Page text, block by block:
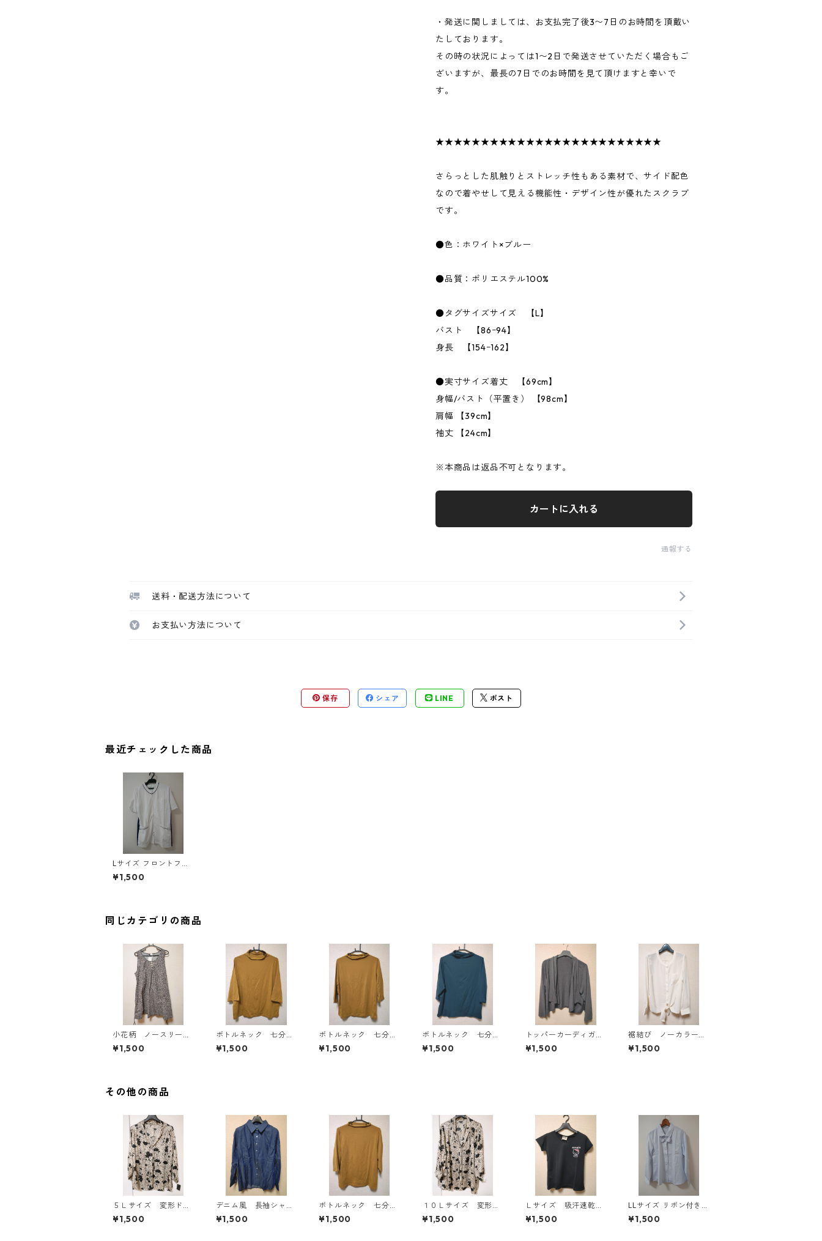
・発送に関しましては、お支払完了後3〜7日のお時間を頂戴い
たしております。
その時の状況によっては1〜2日で発送させていただく場合もご
ざいますが、最長の7日でのお時間を見て頂けますと幸いで
す。
★★★★★★★★★★★★★★★★★★★★★★★★★
さらっとした肌触りとストレッチ性もある素材で、サイド配色
なので着やせして見える機能性・デザイン性が優れたスクラブ
です。
●色：ホワイト×ブルー
●品質：ポリエステル100%
●タグサイズサイズ 【L】
バスト 【86ｰ94】
身長 【154ｰ162】
●実寸サイズ着丈 【69cm】
身幅/バスト（平置き） 【98cm】
肩幅 【39cm】
袖丈 【24cm】
※本商品は返品不可となります。
カートに入れる
通報する
送料・配送方法について
お支払い方法について
保存 シェア LINE ポスト
最近チェックした商品
Lサイズ フロントファ
スナー サイド配色 ス
クラブ ホワイト×ブル
¥1,500
同じカテゴリの商品
小花柄 ノースリーブ
ワンピース ４Ｌ ブ
ラック KAE-4819
¥1,500
ボトルネック 七分袖
カットソー ４Ｌ マ
スタード KAE-4818
¥1,500
ボトルネック 七分袖
カットソー ４Ｌ マ
スタード KAE-4816
¥1,500
ボトルネック 七分袖
カットソー ４Ｌ テ
ィールグリーン KAE
¥1,500
トッパーカーディガ
ン ４Ｌ グレー K
AE-4814
¥1,500
裾結び ノーカラーブ
ラウス ３Ｌ アイボ
リー KAE-4813
¥1,500
その他の商品
５Ｌサイズ 変形ドッ
ト 花柄 ボウタイブ
ラウス オフホワイ
¥1,500
デニム風 長袖シャ
ツ ＬＬ ブルー K
AE-4801
¥1,500
ボトルネック 七分袖
カットソー ４Ｌ マ
スタード KAE-4817
¥1,500
１０Ｌサイズ 変形ド
ット 花柄 ボウタイ
ブラウス オフホワイ
¥1,500
Ｌサイズ 吸汗速乾
抗菌防臭・消臭 ハロ
ーキティ ドライメッ
¥1,500
LLサイズ リボン付き
サテン調 シャツブラウ
ス サックス ◆KIY-13
¥1,500